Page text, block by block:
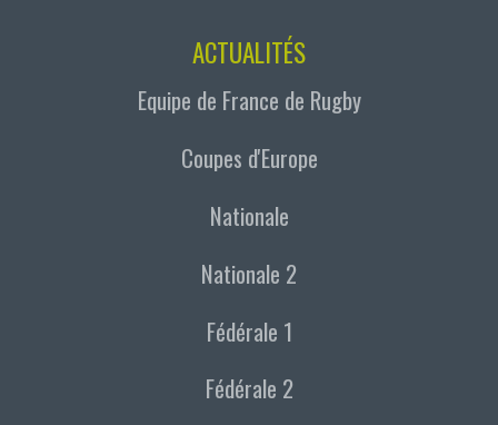
ACTUALITÉS
Equipe de France de Rugby
Coupes d'Europe
Nationale
Nationale 2
Fédérale 1
Fédérale 2